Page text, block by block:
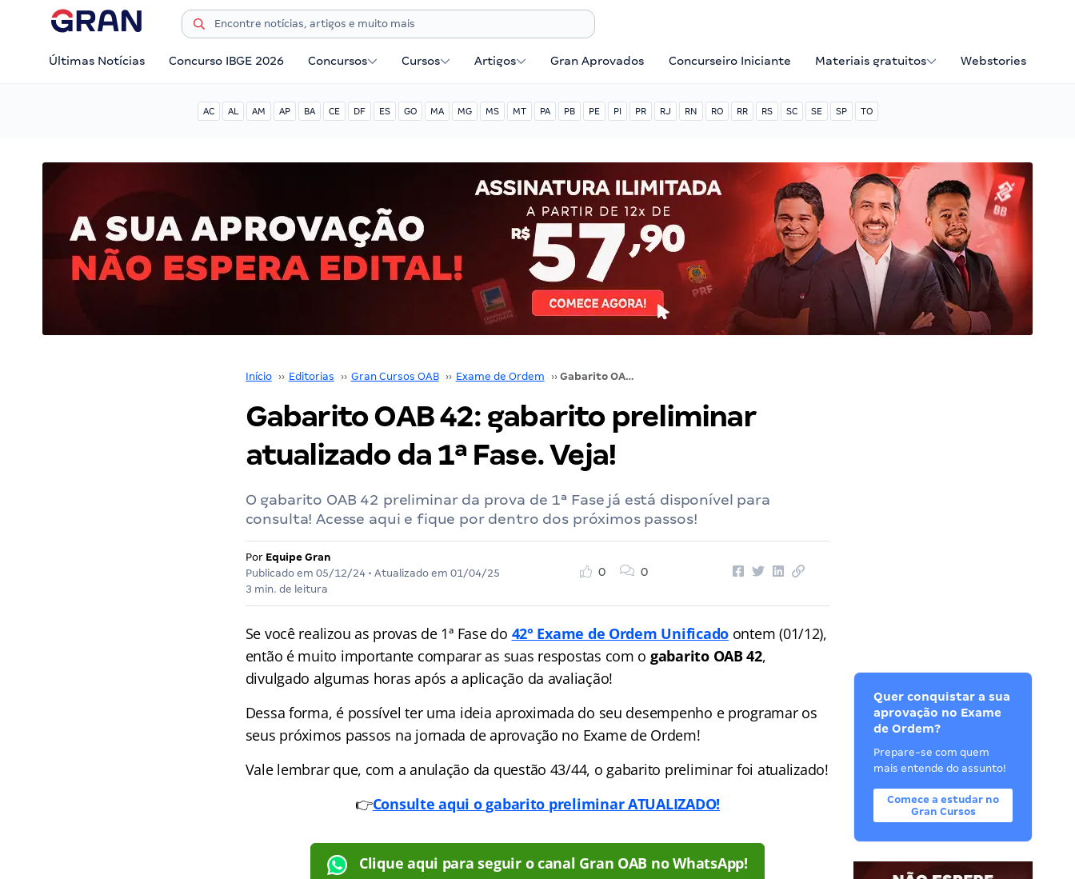
Últimas Notícias Concurso IBGE 2026 Concursos Cursos Artigos Gran Aprovados Concurseiro Iniciante Materiais gratuitos Webstories
AC AL AM AP BA CE DF ES GO MA MG MS MT PA PB PE PI PR RJ RN RO RR RS SC SE SP TO
Início ›› Editorias ›› Gran Cursos OAB ›› Exame de Ordem ›› Gabarito OAB 42: gabarito preliminar atualizado da 1ª Fase. Veja!
Gabarito OAB 42: gabarito preliminar
atualizado da 1ª Fase. Veja!
O gabarito OAB 42 preliminar da prova de 1ª Fase já está disponível para
consulta! Acesse aqui e fique por dentro dos próximos passos!
Por Equipe Gran
Publicado em 05/12/24• Atualizado em 01/04/25
3 min. de leitura
0 0
Se você realizou as provas de 1ª Fase do 42° Exame de Ordem Unificadoontem (01/12),
então é muito importante comparar as suas respostas com o gabarito OAB 42,
divulgado algumas horas após a aplicação da avaliação!
Dessa forma, é possível ter uma ideia aproximada do seu desempenho e programar os
seus próximos passos na jornada de aprovação no Exame de Ordem!
Vale lembrar que, com a anulação da questão 43/44, o gabarito preliminar foi atualizado!
👉Consulte aqui o gabarito preliminar ATUALIZADO!
Clique aqui para seguir o canal Gran OAB no WhatsApp!
Quer conquistar a sua
aprovação no Exame
de Ordem?
Prepare-se com quem
mais entende do assunto!
Comece a estudar no
Gran Cursos